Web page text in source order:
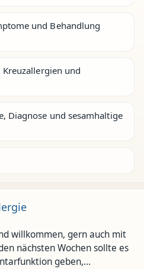
und Behandlung
und
Diagnose und sesamhaltige
willkommen, gern auch mit
nächsten Wochen sollte es
geben,…